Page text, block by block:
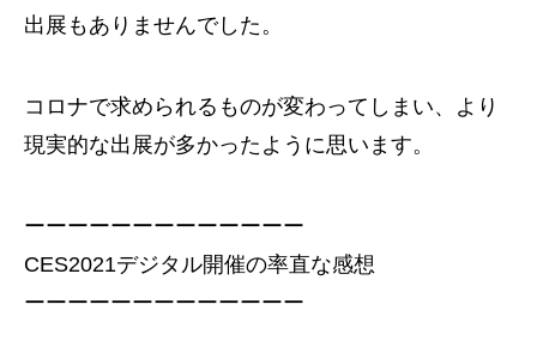
出展もありませんでした。
コロナで求められるものが変わってしまい、より
現実的な出展が多かったように思います。
ーーーーーーーーーーーーー
CES2021デジタル開催の率直な感想
ーーーーーーーーーーーーー